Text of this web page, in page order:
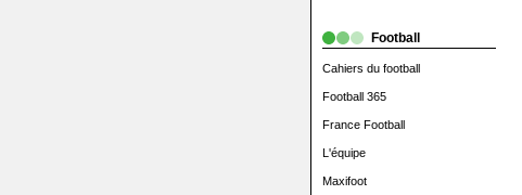
Football
Cahiers du football
Football 365
France Football
L'équipe
Maxifoot